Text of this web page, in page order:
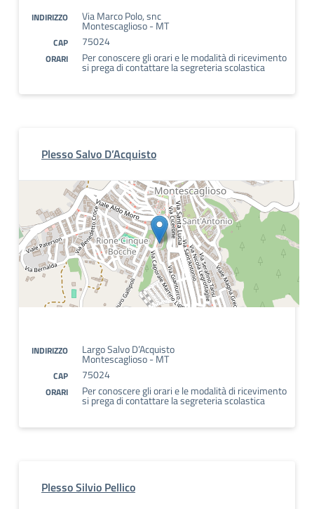
INDIRIZZO Via Marco Polo, snc
Montescaglioso - MT
CAP 75024
ORARI Per conoscere gli orari e le modalità di ricevimento
si prega di contattare la segreteria scolastica
Plesso Salvo D’Acquisto
INDIRIZZO Largo Salvo D’Acquisto
Montescaglioso - MT
CAP 75024
ORARI Per conoscere gli orari e le modalità di ricevimento
si prega di contattare la segreteria scolastica
Plesso Silvio Pellico